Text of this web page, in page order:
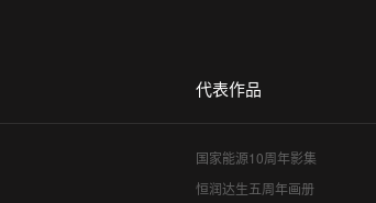
代表作品
国家能源10周年影集
恒润达生五周年画册